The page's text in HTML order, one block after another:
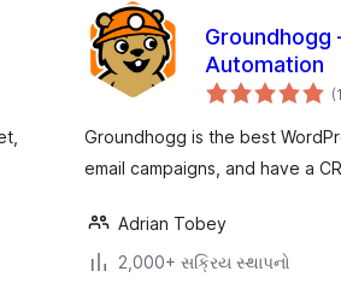
Automation
Groundhogg is the best
email campaigns, and have a
Adrian Tobey
2,000+ સક્રિય સ્થાપનો